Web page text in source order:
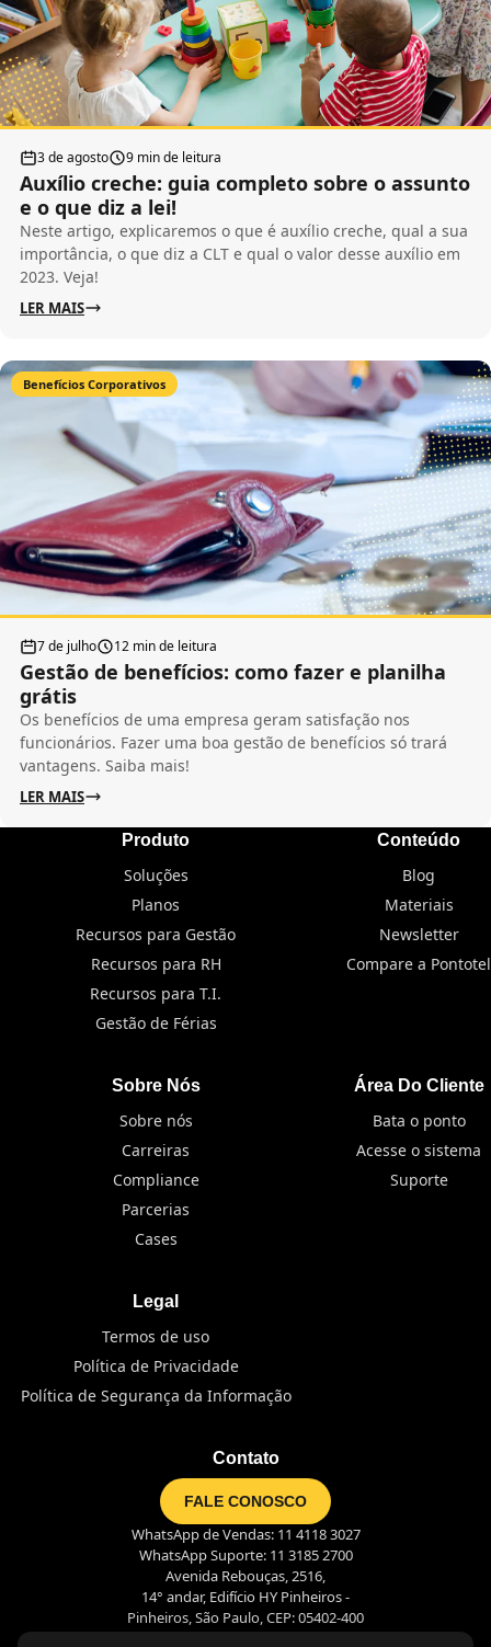
3 de agosto 9 min de leitura
Auxílio creche: guia completo sobre o assunto
e o que diz a lei!
Neste artigo, explicaremos o que é auxílio creche, qual a sua
importância, o que diz a CLT e qual o valor desse auxílio em
2023. Veja!
LER MAIS
Benefícios Corporativos
7 de julho 12 min de leitura
Gestão de benefícios: como fazer e planilha
grátis
Os benefícios de uma empresa geram satisfação nos
funcionários. Fazer uma boa gestão de benefícios só trará
vantagens. Saiba mais!
LER MAIS
Produto
Soluções
Planos
Recursos para Gestão
Recursos para RH
Recursos para T.I.
Gestão de Férias
Conteúdo
Blog
Materiais
Newsletter
Compare a Pontotel
Sobre Nós
Sobre nós
Carreiras
Compliance
Parcerias
Cases
Área Do Cliente
Bata o ponto
Acesse o sistema
Suporte
Legal
Termos de uso
Política de Privacidade
Política de Segurança da Informação
Contato
FALE CONOSCO
WhatsApp de Vendas: 11 4118 3027
WhatsApp Suporte: 11 3185 2700
Avenida Rebouças, 2516,
14° andar, Edifício HY Pinheiros -
Pinheiros, São Paulo, CEP: 05402-400